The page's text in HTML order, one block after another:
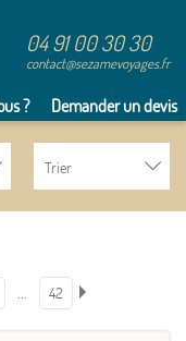
04 91 00 30 30
contact@sezamevoyages.fr
? Demander un devis
Trier
… 42